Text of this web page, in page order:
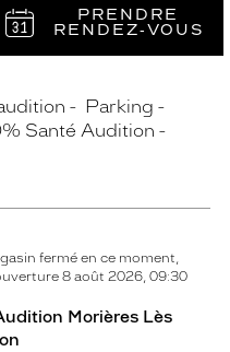
PRENDRE
RENDEZ‑VOUS
Parking
Santé Audition
fermé en ce moment,
8 août 2026, 09:30
Morières Lès